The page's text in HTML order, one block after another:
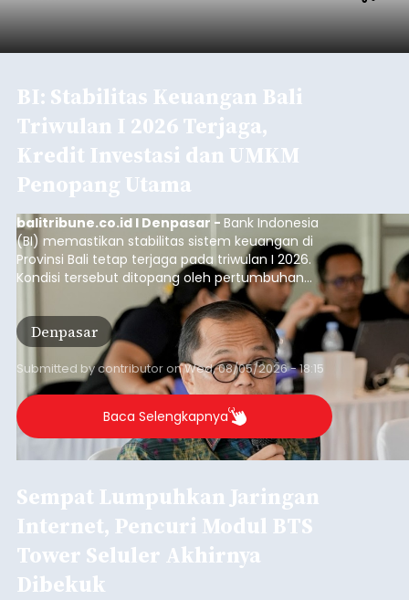
BI: Stabilitas Keuangan Bali
Triwulan I 2026 Terjaga,
Kredit Investasi dan UMKM
Penopang Utama
balitribune.co.id I Denpasar - Bank Indonesia
(BI) memastikan stabilitas sistem keuangan di
Provinsi Bali tetap terjaga pada triwulan I 2026.
Kondisi tersebut ditopang oleh pertumbuhan
penyaluran kredit yang masih positif, terutama
pada sektor-sektor utama penggerak ekonomi
daerah, dengan risiko kredit yang tetap
terkendali.
Denpasar
Submitted bycontributoronWed, 08/05/2026 - 18:15
Baca Selengkapnya
Sempat Lumpuhkan Jaringan
Internet, Pencuri Modul BTS
Tower Seluler Akhirnya
Dibekuk